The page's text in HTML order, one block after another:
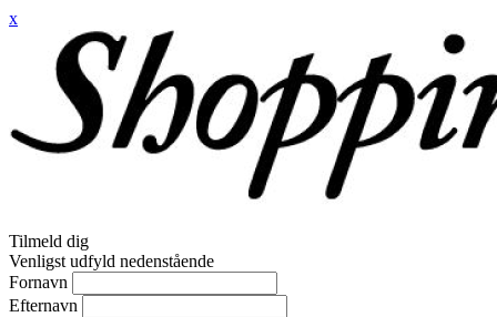
x
Tilmeld dig
Venligst udfyld nedenstående
Fornavn
Efternavn